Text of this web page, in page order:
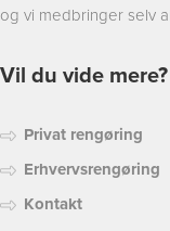
og vi medbringer selv
Vil du vide mere?
Privat rengøring
Erhvervsrengøring
Kontakt